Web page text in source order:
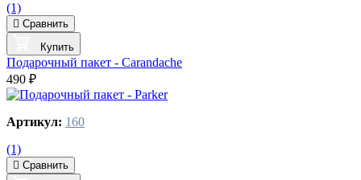
(1)
Сравнить
Купить
Подарочный пакет - Carandache
490 ₽
Артикул: 160
(1)
Сравнить